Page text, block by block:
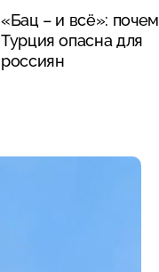
«Бац – и всё»:
Турция опасна для
россиян